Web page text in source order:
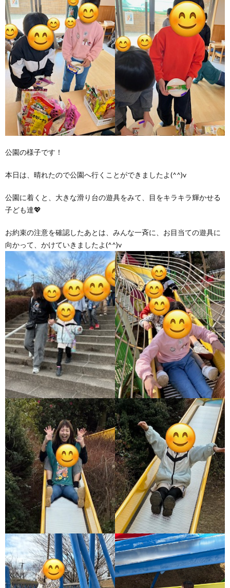
公園の様子です！
本日は、晴れたので公園へ行くことができましたよ(^^)v
公園に着くと、大きな滑り台の遊具をみて、目をキラキラ輝かせる
子ども達💖
お約束の注意を確認したあとは、みんな一斉に、お目当ての遊具に
向かって、かけていきましたよ(^^)v